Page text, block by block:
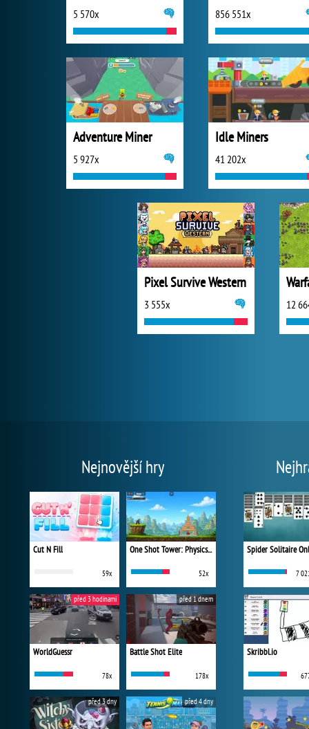
5 570x 856 551x
Adventure Miner
5 927x
Idle Miners
41 202x
Pixel Survive Western
3 555x 12
Nejnovější hry
Cut N Fill
59x
One Shot Tower: Physics Destroyer
52x
WorldGuessr
78x
před 3 hodinami
Battle Shot Elite
178x
před 1 dnem
před 3 dny před 4 dny
Spider Solitaire
7
Skribbl.io